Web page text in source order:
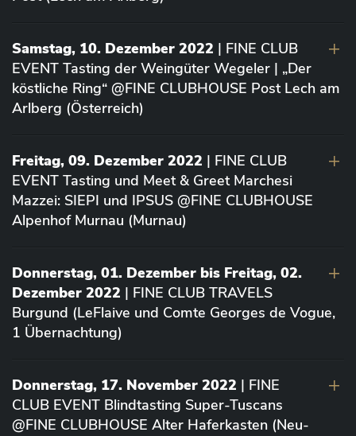
Samstag, 10. Dezember 2022 | FINE CLUB
EVENT Tasting der Weingüter Wegeler | „Der
köstliche Ring“ @FINE CLUBHOUSE Post Lech am
Arlberg (Österreich)
Freitag, 09. Dezember 2022 | FINE CLUB
EVENT Tasting und Meet & Greet Marchesi
Mazzei: SIEPI und IPSUS @FINE CLUBHOUSE
Alpenhof Murnau (Murnau)
Donnerstag, 01. Dezember bis Freitag, 02.
Dezember 2022 | FINE CLUB TRAVELS
Burgund (LeFlaive und Comte Georges de Vogue,
1 Übernachtung)
Donnerstag, 17. November 2022 | FINE
CLUB EVENT Blindtasting Super-Tuscans
@FINE CLUBHOUSE Alter Haferkasten (Neu-